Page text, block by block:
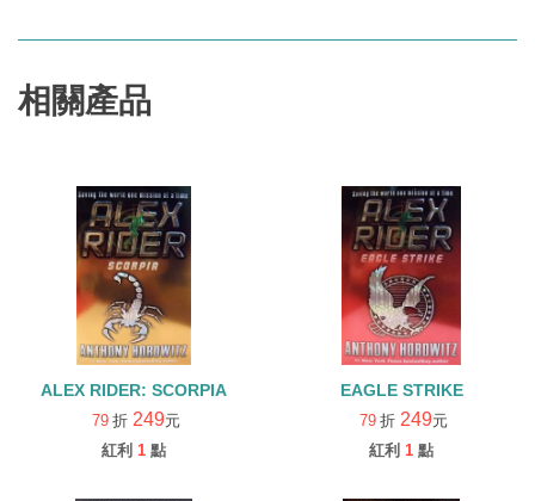
相關產品
ALEX RIDER: SCORPIA
79 折 249元
紅利 1 點
EAGLE STRIKE
79 折 249元
紅利 1 點